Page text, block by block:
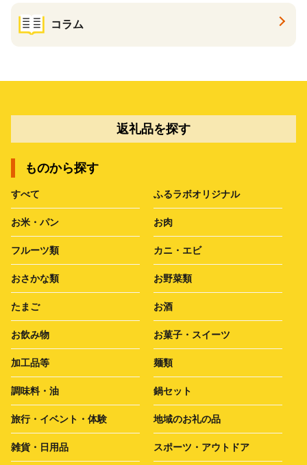
コラム
返礼品を探す
ものから探す
すべて ふるラボオリジナル
お米・パン お肉
フルーツ類 カニ・エビ
おさかな類 お野菜類
たまご お酒
お飲み物 お菓子・スイーツ
加工品等 麺類
調味料・油 鍋セット
旅行・イベント・体験 地域のお礼の品
雑貨・日用品 スポーツ・アウトドア